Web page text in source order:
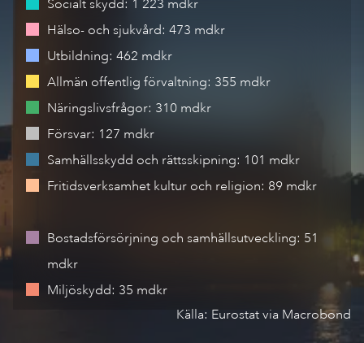
Socialt skydd: 1 223 mdkr
Hälso- och sjukvård: 473 mdkr
Utbildning: 462 mdkr
Allmän offentlig förvaltning: 355 mdkr
Näringslivsfrågor: 310 mdkr
Försvar: 127 mdkr
Samhällsskydd och rättsskipning: 101 mdkr
Fritidsverksamhet kultur och religion: 89 mdkr
Bostadsförsörjning och samhällsutveckling: 51
mdkr
Miljöskydd: 35 mdkr
Källa: Eurostat via Macrobond